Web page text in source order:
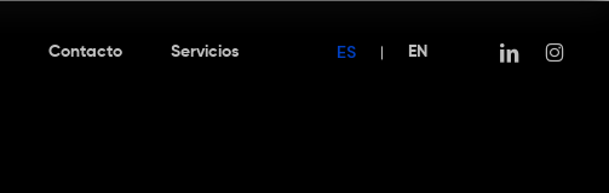
Contacto Servicios ES | EN linkedin